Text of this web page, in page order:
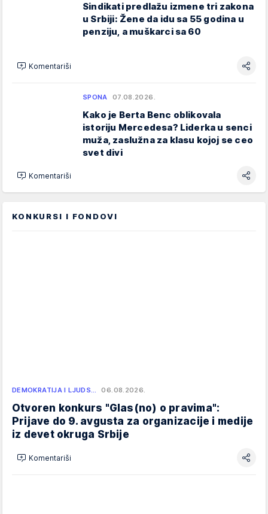
Sindikati predlažu izmene tri zakona
u Srbiji: Žene da idu sa 55 godina u
penziju, a muškarci sa 60
Komentariši
SPONA 07.08.2026.
Kako je Berta Benc oblikovala
istoriju Mercedesa? Liderka u senci
muža, zaslužna za klasu kojoj se ceo
svet divi
Komentariši
KONKURSI I FONDOVI
DEMOKRATIJA I LJUDS… 06.08.2026.
Otvoren konkurs "Glas(no) o pravima":
Prijave do 9. avgusta za organizacije i medije
iz devet okruga Srbije
Komentariši